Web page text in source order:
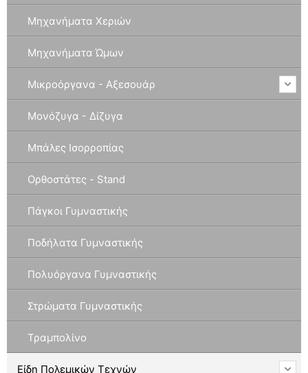
Μηχανήματα Χεριών
Μηχανήματα Ώμων
Μικροόργανα - Αξεσουάρ
Μονόζυγα - Δίζυγα
Μπάλες Ισορροπίας
Ορθοστάτες - Stand
Πάγκοι Γυμναστικής
Ποδήλατα Γυμναστικής
Πολυόργανα Γυμναστικής
Στρώματα Γυμναστικής
Τραμπολίνο
Είδη Πολεμικών Τεχνών